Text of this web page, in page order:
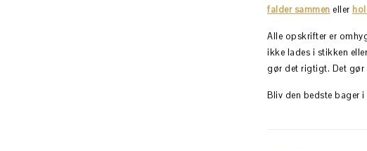
falder sammen eller
Alle opskrifter er
ikke lades i stikken
gør det rigtigt. Det gør
Bliv den bedste bager